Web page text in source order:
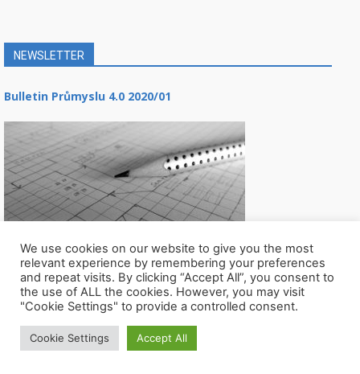
NEWSLETTER
Bulletin Průmyslu 4.0 2020/01
We use cookies on our website to give you the most
relevant experience by remembering your preferences
and repeat visits. By clicking “Accept All”, you consent to
the use of ALL the cookies. However, you may visit
"Cookie Settings" to provide a controlled consent.
Cookie Settings Accept All